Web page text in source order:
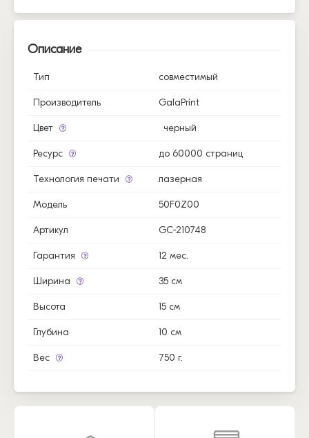
Описание
Тип совместимый
Производитель GalaPrint
Цвет черный
Ресурс до 60000 страниц
Технология печати лазерная
Модель 50F0Z00
Артикул GC-210748
Гарантия 12 мес.
Ширина 35 см
Высота 15 см
Глубина 10 см
Вес 750 г.